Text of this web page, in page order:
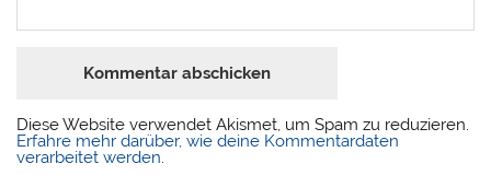
Diese Website verwendet Akismet, um Spam zu reduzieren.
Erfahre mehr darüber, wie deine Kommentardaten
verarbeitet werden